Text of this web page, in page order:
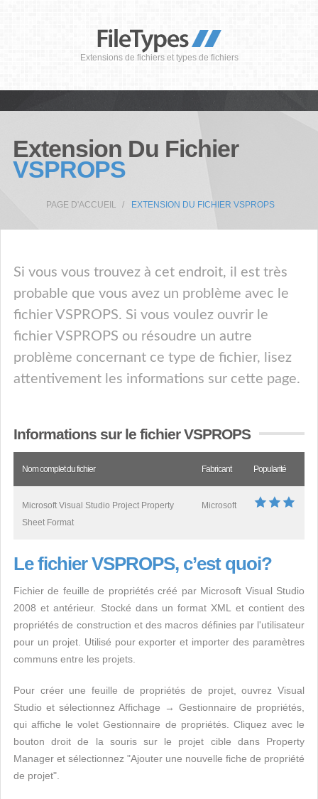
Extensions de fichiers et types de fichiers
Extension Du Fichier
VSPROPS
PAGE D'ACCUEIL EXTENSION DU FICHIER VSPROPS
Si vous vous trouvez à cet endroit, il est très
probable que vous avez un problème avec le
fichier VSPROPS. Si vous voulez ouvrir le
fichier VSPROPS ou résoudre un autre
problème concernant ce type de fichier, lisez
attentivement les informations sur cette page.
Informations sur le fichier VSPROPS
Nom complet du fichier Fabricant Popularité
Microsoft Visual Studio Project Property
Sheet Format
Microsoft
Le fichier VSPROPS, c’est quoi?
Fichier de feuille de propriétés créé par Microsoft Visual Studio
2008 et antérieur. Stocké dans un format XML et contient des
propriétés de construction et des macros définies par l'utilisateur
pour un projet. Utilisé pour exporter et importer des paramètres
communs entre les projets.
Pour créer une feuille de propriétés de projet, ouvrez Visual
Studio et sélectionnez Affichage → Gestionnaire de propriétés,
qui affiche le volet Gestionnaire de propriétés. Cliquez avec le
bouton droit de la souris sur le projet cible dans Property
Manager et sélectionnez "Ajouter une nouvelle fiche de propriété
de projet".